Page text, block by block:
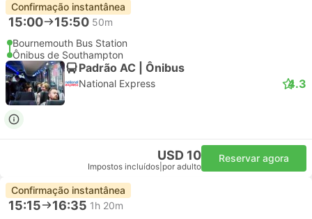
Confirmação instantânea
15:00 15:50 50m
Bournemouth Bus Station
Ônibus de Southampton
Padrão AC | Ônibus
National Express 4.3
USD 10
Impostos incluídos por adulto
Reservar agora
Confirmação instantânea
15:15 16:35 1h 20m